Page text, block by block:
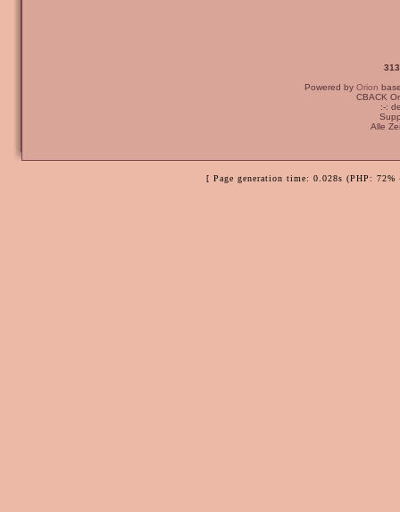
Powered by Orion
CBACK
:-:
Alle
[ Page generation time: 0.028s (PHP: